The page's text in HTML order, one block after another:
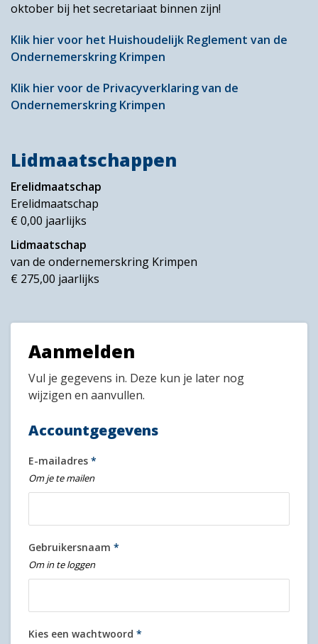
oktober bij het secretariaat binnen zijn!
Klik hier voor het Huishoudelijk Reglement van de
Ondernemerskring Krimpen
Klik hier voor de Privacyverklaring van de
Ondernemerskring Krimpen
Lidmaatschappen
Erelidmaatschap
Erelidmaatschap
€ 0,00 jaarlijks
Lidmaatschap
van de ondernemerskring Krimpen
€ 275,00 jaarlijks
Aanmelden
Vul je gegevens in. Deze kun je later nog
wijzigen en aanvullen.
Accountgegevens
E-mailadres *
Om je te mailen
Gebruikersnaam *
Om in te loggen
Kies een wachtwoord *